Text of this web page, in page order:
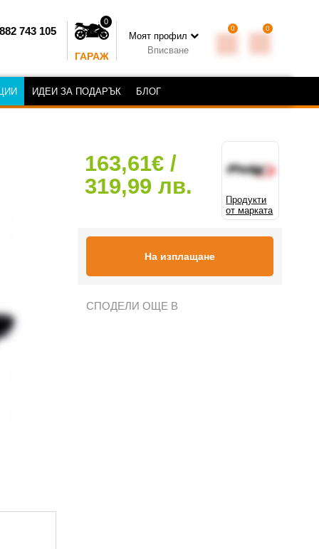
743 105
0
ГАРАЖ
Моят профил
Вписване
0 0
ИДЕИ ЗА ПОДАРЪК БЛОГ
Продукти
от марката
163,61€ /
319,99 лв.
На изплащане
СПОДЕЛИ ОЩЕ В